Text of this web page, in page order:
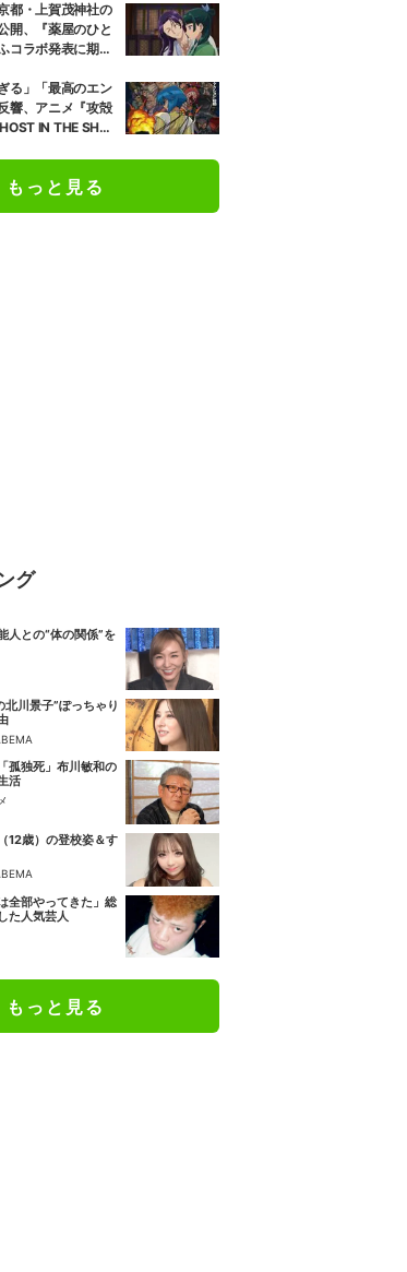
都・上賀茂神社の
開、『薬屋のひと
コラボ発表に期待
る」「最高のエン
響、アニメ『攻殻
IN THE SHEL
もっと見る
グ
人との“体の関係”を
川景子”ぽっちゃり
孤独死」布川敏和の
活
12歳）の登校姿＆す
全部やってきた」総
た人気芸人
もっと見る